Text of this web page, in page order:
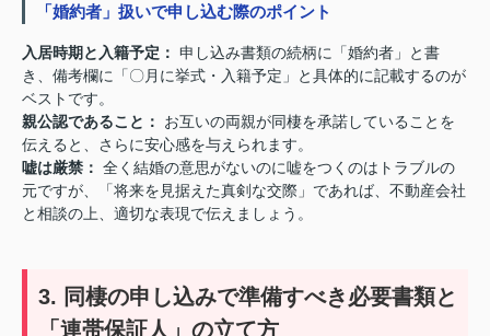
「婚約者」扱いで申し込む際のポイント
入居時期と入籍予定： 申し込み書類の続柄に「婚約者」と書
き、備考欄に「〇月に挙式・入籍予定」と具体的に記載するのが
ベストです。
親公認であること：
お互いの両親が同棲を承諾していることを
伝えると、さらに安心感を与えられます。
嘘は厳禁： 全く結婚の意思がないのに嘘をつくのはトラブルの
元ですが、「将来を見据えた真剣な交際」であれば、不動産会社
と相談の上、適切な表現で伝えましょう。
3. 同棲の申し込みで準備すべき必要書類と
「連帯保証人」の立て方